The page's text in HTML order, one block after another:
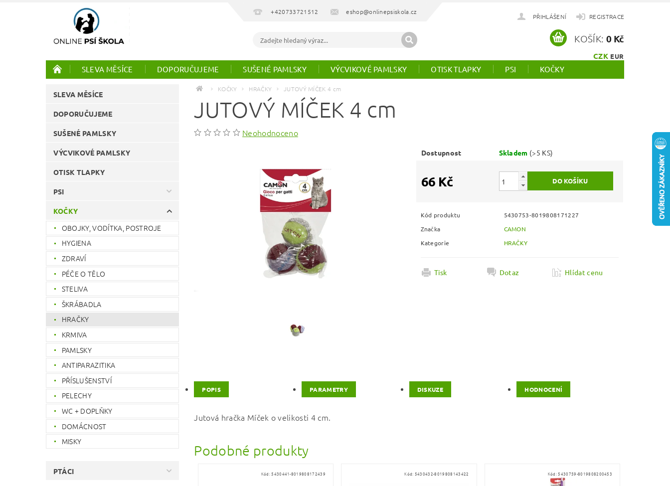
+420733721512 eshop@onlinepsiskola.cz
PŘIHLÁŠENÍ REGISTRACE
CZK EUR
KOŠÍK: 0 Kč
SLEVA MĚSÍCE DOPORUČUJEME SUŠENÉ PAMLSKY VÝCVIKOVÉ PAMLSKY OTISK TLAPKY PSI KOČKY
SLEVA MĚSÍCE
DOPORUČUJEME
SUŠENÉ PAMLSKY
VÝCVIKOVÉ PAMLSKY
OTISK TLAPKY
PSI
KOČKY
OBOJKY, VODÍTKA, POSTROJE
HYGIENA
ZDRAVÍ
PÉČE O TĚLO
STELIVA
ŠKRÁBADLA
HRAČKY
KRMIVA
PAMLSKY
ANTIPARAZITIKA
PŘÍSLUŠENSTVÍ
PELECHY
WC + DOPLŇKY
DOMÁCNOST
MISKY
PTÁCI
KOČKY HRAČKY JUTOVÝ MÍČEK 4 cm
JUTOVÝ MÍČEK 4 cm
Neohodnoceno
Dostupnost Skladem (>5 KS)
66 Kč
Kód produktu
5430753-8019808171227
Značka
CAMON
Kategorie
HRAČKY
Tisk Dotaz Hlídat cenu
POPIS PARAMETRY DISKUZE HODNOCENÍ
Jutová hračka Míček o velikosti 4 cm.
Podobné produkty
Kód:5430441-8019808172439 Kód: 5430432-8019808143422 Kód:5430759-8019808200453